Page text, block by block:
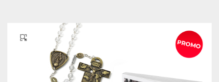
🔍